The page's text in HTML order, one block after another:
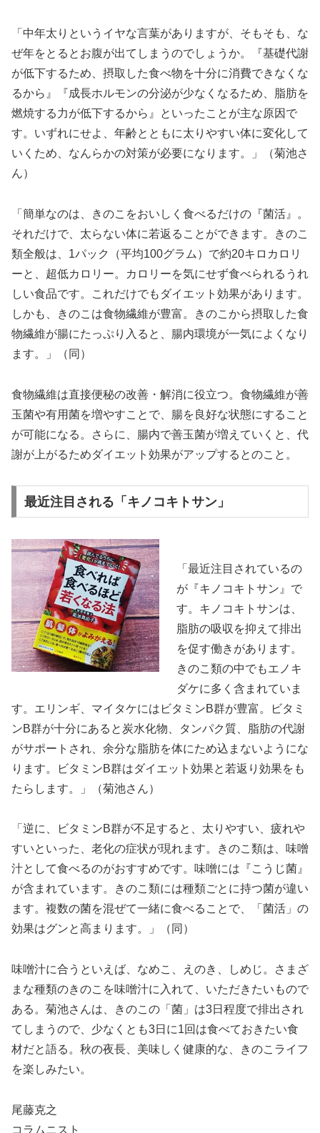
「中年太りというイヤな言葉がありますが、そもそも、な
ぜ年をとるとお腹が出てしまうのでしょうか。『基礎代謝
が低下するため、摂取した食べ物を十分に消費できなくな
るから』『成長ホルモンの分泌が少なくなるため、脂肪を
燃焼する力が低下するから』といったことが主な原因で
す。いずれにせよ、年齢とともに太りやすい体に変化して
いくため、なんらかの対策が必要になります。」（菊池さ
ん）
「簡単なのは、きのこをおいしく食べるだけの『菌活』。
それだけで、太らない体に若返ることができます。きのこ
類全般は、1パック（平均100グラム）で約20キロカロリ
ーと、超低カロリー。カロリーを気にせず食べられるうれ
しい食品です。これだけでもダイエット効果があります。
しかも、きのこは食物繊維が豊富。きのこから摂取した食
物繊維が腸にたっぷり入ると、腸内環境が一気によくなり
ます。」（同）
食物繊維は直接便秘の改善・解消に役立つ。食物繊維が善
玉菌や有用菌を増やすことで、腸を良好な状態にすること
が可能になる。さらに、腸内で善玉菌が増えていくと、代
謝が上がるためダイエット効果がアップするとのこと。
最近注目される「キノコキトサン」
「最近注目されているの
が『キノコキトサン』で
す。キノコキトサンは、
脂肪の吸収を抑えて排出
を促す働きがあります。
きのこ類の中でもエノキ
ダケに多く含まれていま
す。エリンギ、マイタケにはビタミンB群が豊富。ビタミ
ンB群が十分にあると炭水化物、タンパク質、脂肪の代謝
がサポートされ、余分な脂肪を体にため込まないようにな
ります。ビタミンB群はダイエット効果と若返り効果をも
たらします。」（菊池さん）
「逆に、ビタミンB群が不足すると、太りやすい、疲れや
すいといった、老化の症状が現れます。きのこ類は、味噌
汁として食べるのがおすすめです。味噌には『こうじ菌』
が含まれています。きのこ類には種類ごとに持つ菌が違い
ます。複数の菌を混ぜて一緒に食べることで、「菌活」の
効果はグンと高まります。」（同）
味噌汁に合うといえば、なめこ、えのき、しめじ。さまざ
まな種類のきのこを味噌汁に入れて、いただきたいもので
ある。菊池さんは、きのこの「菌」は3日程度で排出され
てしまうので、少なくとも3日に1回は食べておきたい食
材だと語る。秋の夜長、美味しく健康的な、きのこライフ
を楽しみたい。
尾藤克之
コラムニスト